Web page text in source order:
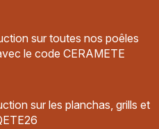
sur toutes nos poêles
le code CERAMETE
sur les planchas, grills et